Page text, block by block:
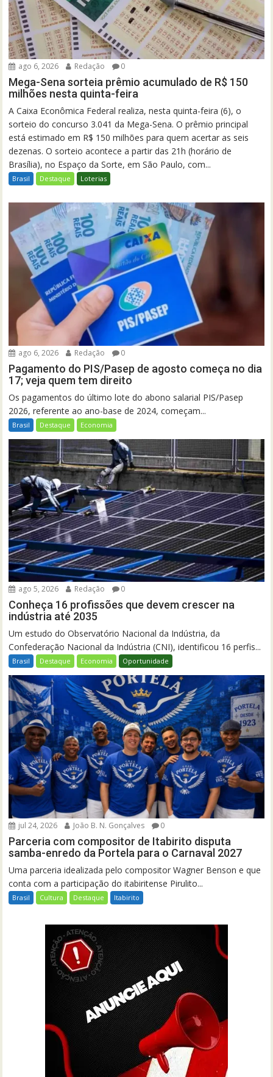
ago 6, 2026 Redação 0
Mega-Sena sorteia prêmio acumulado de R$ 150
milhões nesta quinta-feira
A Caixa Econômica Federal realiza, nesta quinta-feira (6), o
sorteio do concurso 3.041 da Mega-Sena. O prêmio principal
está estimado em R$ 150 milhões para quem acertar as seis
dezenas. O sorteio acontece a partir das 21h (horário de
Brasília), no Espaço da Sorte, em São Paulo, com...
Brasil Destaque Loterias
ago 6, 2026 Redação 0
Pagamento do PIS/Pasep de agosto começa no dia
17; veja quem tem direito
Os pagamentos do último lote do abono salarial PIS/Pasep
2026, referente ao ano-base de 2024, começam...
Brasil Destaque Economia
ago 5, 2026 Redação 0
Conheça 16 profissões que devem crescer na
indústria até 2035
Um estudo do Observatório Nacional da Indústria, da
Confederação Nacional da Indústria (CNI), identificou 16 perfis...
Brasil Destaque Economia Oportunidade
jul 24, 2026 João B. N. Gonçalves 0
Parceria com compositor de Itabirito disputa
samba-enredo da Portela para o Carnaval 2027
Uma parceria idealizada pelo compositor Wagner Benson e que
conta com a participação do itabiritense Pirulito...
Brasil Cultura Destaque Itabirito